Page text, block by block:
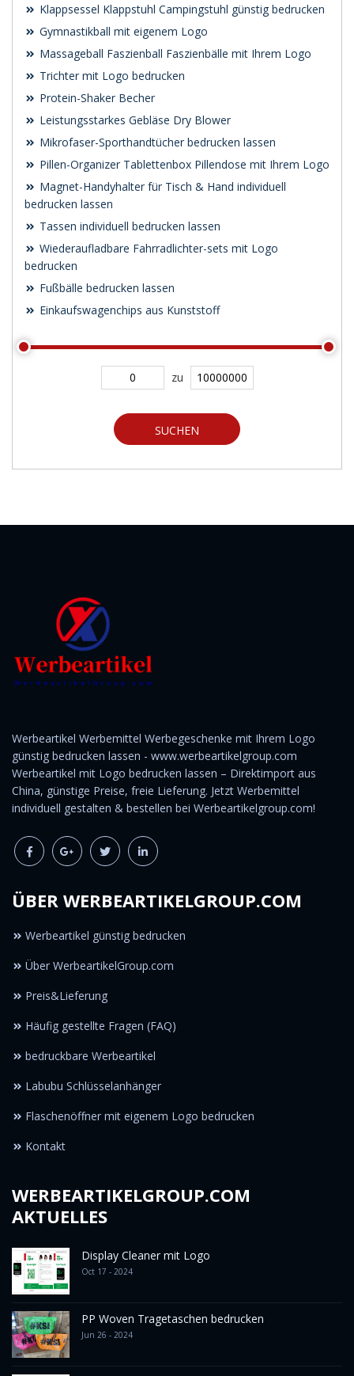
Klappsessel Klappstuhl Campingstuhl günstig bedrucken
Gymnastikball mit eigenem Logo
Massageball Faszienball Faszienbälle mit Ihrem Logo
Trichter mit Logo bedrucken
Protein-Shaker Becher
Leistungsstarkes Gebläse Dry Blower
Mikrofaser-Sporthandtücher bedrucken lassen
Pillen-Organizer Tablettenbox Pillendose mit Ihrem Logo
Magnet-Handyhalter für Tisch & Hand individuell
bedrucken lassen
Tassen individuell bedrucken lassen
Wiederaufladbare Fahrradlichter-sets mit Logo
bedrucken
Fußbälle bedrucken lassen
Einkaufswagenchips aus Kunststoff
zu
SUCHEN
Werbeartikel Werbemittel Werbegeschenke mit Ihrem Logo
günstig bedrucken lassen - www.werbeartikelgroup.com
Werbeartikel mit Logo bedrucken lassen – Direktimport aus
China, günstige Preise, freie Lieferung. Jetzt Werbemittel
individuell gestalten & bestellen bei Werbeartikelgroup.com!
ÜBER WERBEARTIKELGROUP.COM
Werbeartikel günstig bedrucken
Über WerbeartikelGroup.com
Preis&Lieferung
Häufig gestellte Fragen (FAQ)
bedruckbare Werbeartikel
Labubu Schlüsselanhänger
Flaschenöffner mit eigenem Logo bedrucken
Kontakt
WERBEARTIKELGROUP.COM
AKTUELLES
Display Cleaner mit Logo
Oct 17 - 2024
PP Woven Tragetaschen bedrucken
Jun 26 - 2024